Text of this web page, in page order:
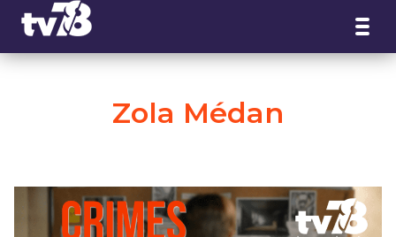
Zola Médan
Panneau de gestion des cookies